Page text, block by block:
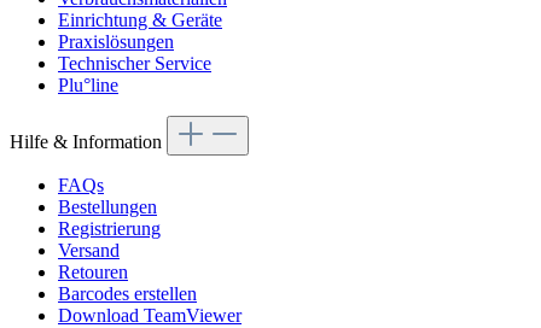
Einrichtung & Geräte
Praxislösungen
Technischer Service
Plu°line
Hilfe & Information
FAQs
Bestellungen
Registrierung
Versand
Retouren
Barcodes erstellen
Download TeamViewer